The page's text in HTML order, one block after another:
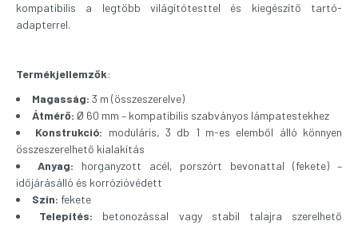
kompatibilis a legtöbb világítótesttel és kiegészítő tartó-
adapterrel.
Termékjellemzők:
Magasság: 3 m (összeszerelve)
Átmérő: Ø 60 mm – kompatibilis szabványos lámpatestekhez
Konstrukció: moduláris, 3 db 1 m-es elemből álló könnyen
összeszerelhető kialakítás
Anyag: horganyzott acél, porszórt bevonattal (fekete) –
időjárásálló és korrózióvédett
Szín: fekete
Telepítés: betonozással vagy stabil talajra szerelhető